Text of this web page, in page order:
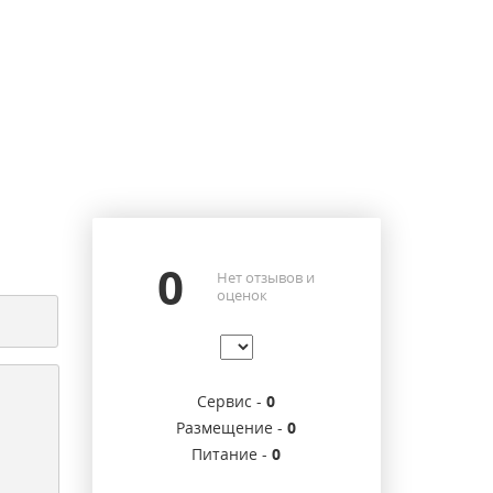
0
Нет отзывов и
оценок
Сервис -0
Размещение -0
Питание -0